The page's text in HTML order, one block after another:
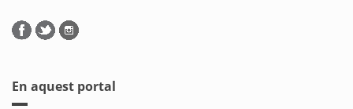
En aquest portal